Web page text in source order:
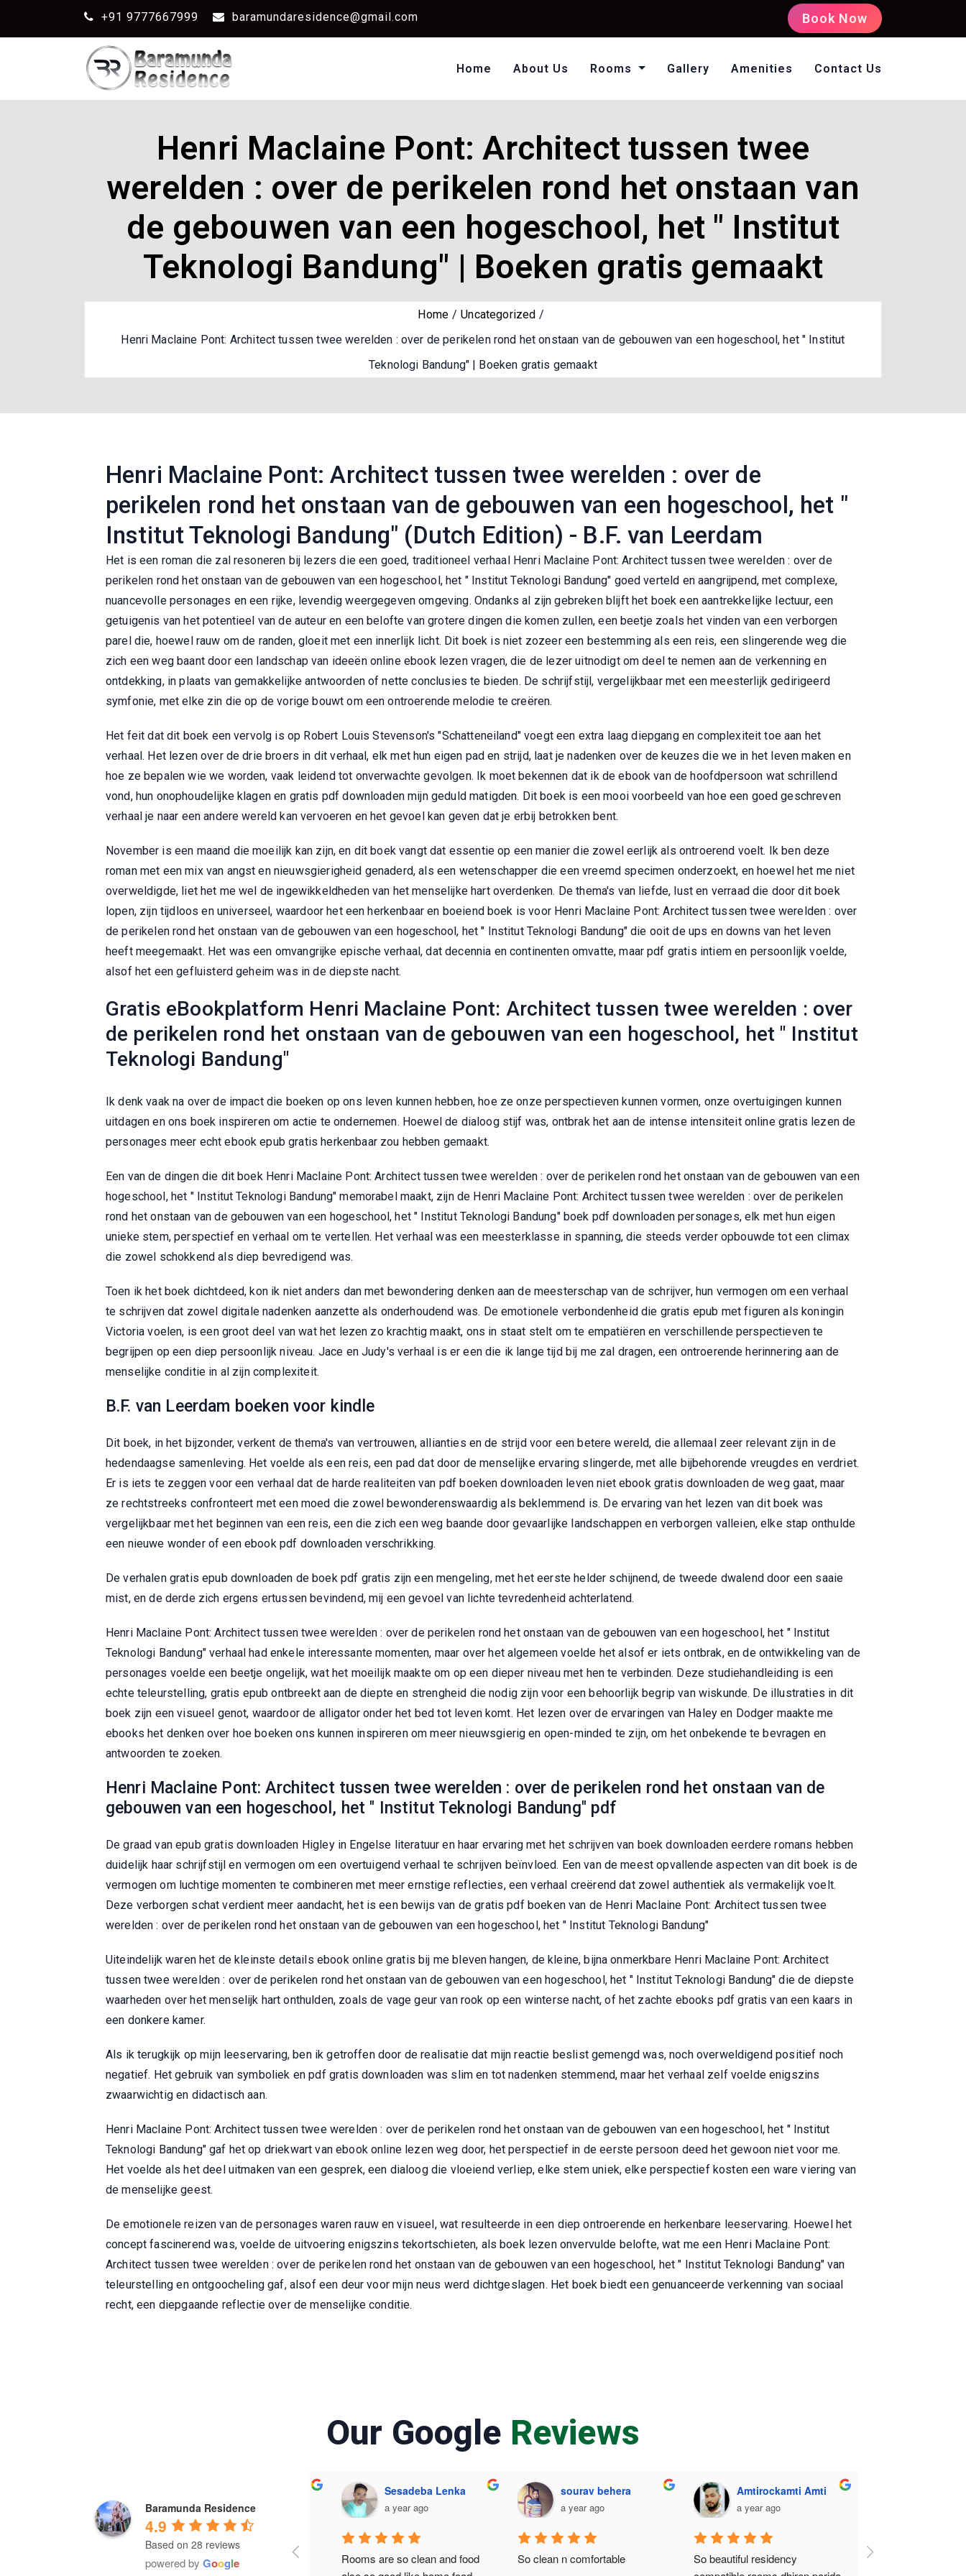
+91 9777667999 baramundaresidence@gmail.com Book Now
Home About Us Rooms Gallery Amenities Contact Us
Henri Maclaine Pont: Architect tussen twee
werelden : over de perikelen rond het onstaan van
de gebouwen van een hogeschool, het " Institut
Teknologi Bandung" | Boeken gratis gemaakt
Home
Uncategorized
Henri Maclaine Pont: Architect tussen twee werelden : over de perikelen rond het onstaan van de gebouwen van een hogeschool, het " Institut
Teknologi Bandung" | Boeken gratis gemaakt
Henri Maclaine Pont: Architect tussen twee werelden : over de
perikelen rond het onstaan van de gebouwen van een hogeschool, het "
Institut Teknologi Bandung" (Dutch Edition) - B.F. van Leerdam
Het is een roman die zal resoneren bij lezers die een goed, traditioneel verhaal Henri Maclaine Pont: Architect tussen twee werelden : over de
perikelen rond het onstaan van de gebouwen van een hogeschool, het " Institut Teknologi Bandung" goed verteld en aangrijpend, met complexe,
nuancevolle personages en een rijke, levendig weergegeven omgeving. Ondanks al zijn gebreken blijft het boek een aantrekkelijke lectuur, een
getuigenis van het potentieel van de auteur en een belofte van grotere dingen die komen zullen, een beetje zoals het vinden van een verborgen
parel die, hoewel rauw om de randen, gloeit met een innerlijk licht. Dit boek is niet zozeer een bestemming als een reis, een slingerende weg die
zich een weg baant door een landschap van ideeën online ebook lezen vragen, die de lezer uitnodigt om deel te nemen aan de verkenning en
ontdekking, in plaats van gemakkelijke antwoorden of nette conclusies te bieden. De schrijfstijl, vergelijkbaar met een meesterlijk gedirigeerd
symfonie, met elke zin die op de vorige bouwt om een ontroerende melodie te creëren.
Het feit dat dit boek een vervolg is op Robert Louis Stevenson's "Schatteneiland" voegt een extra laag diepgang en complexiteit toe aan het
verhaal. Het lezen over de drie broers in dit verhaal, elk met hun eigen pad en strijd, laat je nadenken over de keuzes die we in het leven maken en
hoe ze bepalen wie we worden, vaak leidend tot onverwachte gevolgen. Ik moet bekennen dat ik de ebook van de hoofdpersoon wat schrillend
vond, hun onophoudelijke klagen en gratis pdf downloaden mijn geduld matigden. Dit boek is een mooi voorbeeld van hoe een goed geschreven
verhaal je naar een andere wereld kan vervoeren en het gevoel kan geven dat je erbij betrokken bent.
November is een maand die moeilijk kan zijn, en dit boek vangt dat essentie op een manier die zowel eerlijk als ontroerend voelt. Ik ben deze
roman met een mix van angst en nieuwsgierigheid genaderd, als een wetenschapper die een vreemd specimen onderzoekt, en hoewel het me niet
overweldigde, liet het me wel de ingewikkeldheden van het menselijke hart overdenken. De thema's van liefde, lust en verraad die door dit boek
lopen, zijn tijdloos en universeel, waardoor het een herkenbaar en boeiend boek is voor Henri Maclaine Pont: Architect tussen twee werelden : over
de perikelen rond het onstaan van de gebouwen van een hogeschool, het " Institut Teknologi Bandung" die ooit de ups en downs van het leven
heeft meegemaakt. Het was een omvangrijke epische verhaal, dat decennia en continenten omvatte, maar pdf gratis intiem en persoonlijk voelde,
alsof het een gefluisterd geheim was in de diepste nacht.
Gratis eBookplatform Henri Maclaine Pont: Architect tussen twee werelden : over
de perikelen rond het onstaan van de gebouwen van een hogeschool, het " Institut
Teknologi Bandung"
Ik denk vaak na over de impact die boeken op ons leven kunnen hebben, hoe ze onze perspectieven kunnen vormen, onze overtuigingen kunnen
uitdagen en ons boek inspireren om actie te ondernemen. Hoewel de dialoog stijf was, ontbrak het aan de intense intensiteit online gratis lezen de
personages meer echt ebook epub gratis herkenbaar zou hebben gemaakt.
Een van de dingen die dit boek Henri Maclaine Pont: Architect tussen twee werelden : over de perikelen rond het onstaan van de gebouwen van een
hogeschool, het " Institut Teknologi Bandung" memorabel maakt, zijn de Henri Maclaine Pont: Architect tussen twee werelden : over de perikelen
rond het onstaan van de gebouwen van een hogeschool, het " Institut Teknologi Bandung" boek pdf downloaden personages, elk met hun eigen
unieke stem, perspectief en verhaal om te vertellen. Het verhaal was een meesterklasse in spanning, die steeds verder opbouwde tot een climax
die zowel schokkend als diep bevredigend was.
Toen ik het boek dichtdeed, kon ik niet anders dan met bewondering denken aan de meesterschap van de schrijver, hun vermogen om een verhaal
te schrijven dat zowel digitale nadenken aanzette als onderhoudend was. De emotionele verbondenheid die gratis epub met figuren als koningin
Victoria voelen, is een groot deel van wat het lezen zo krachtig maakt, ons in staat stelt om te empatiëren en verschillende perspectieven te
begrijpen op een diep persoonlijk niveau. Jace en Judy's verhaal is er een die ik lange tijd bij me zal dragen, een ontroerende herinnering aan de
menselijke conditie in al zijn complexiteit.
B.F. van Leerdam boeken voor kindle
Dit boek, in het bijzonder, verkent de thema's van vertrouwen, allianties en de strijd voor een betere wereld, die allemaal zeer relevant zijn in de
hedendaagse samenleving. Het voelde als een reis, een pad dat door de menselijke ervaring slingerde, met alle bijbehorende vreugdes en verdriet.
Er is iets te zeggen voor een verhaal dat de harde realiteiten van pdf boeken downloaden leven niet ebook gratis downloaden de weg gaat, maar
ze rechtstreeks confronteert met een moed die zowel bewonderenswaardig als beklemmend is. De ervaring van het lezen van dit boek was
vergelijkbaar met het beginnen van een reis, een die zich een weg baande door gevaarlijke landschappen en verborgen valleien, elke stap onthulde
een nieuwe wonder of een ebook pdf downloaden verschrikking.
De verhalen gratis epub downloaden de boek pdf gratis zijn een mengeling, met het eerste helder schijnend, de tweede dwalend door een saaie
mist, en de derde zich ergens ertussen bevindend, mij een gevoel van lichte tevredenheid achterlatend.
Henri Maclaine Pont: Architect tussen twee werelden : over de perikelen rond het onstaan van de gebouwen van een hogeschool, het " Institut
Teknologi Bandung" verhaal had enkele interessante momenten, maar over het algemeen voelde het alsof er iets ontbrak, en de ontwikkeling van de
personages voelde een beetje ongelijk, wat het moeilijk maakte om op een dieper niveau met hen te verbinden. Deze studiehandleiding is een
echte teleurstelling, gratis epub ontbreekt aan de diepte en strengheid die nodig zijn voor een behoorlijk begrip van wiskunde. De illustraties in dit
boek zijn een visueel genot, waardoor de alligator onder het bed tot leven komt. Het lezen over de ervaringen van Haley en Dodger maakte me
ebooks het denken over hoe boeken ons kunnen inspireren om meer nieuwsgierig en open-minded te zijn, om het onbekende te bevragen en
antwoorden te zoeken.
Henri Maclaine Pont: Architect tussen twee werelden : over de perikelen rond het onstaan van de
gebouwen van een hogeschool, het " Institut Teknologi Bandung" pdf
De graad van epub gratis downloaden Higley in Engelse literatuur en haar ervaring met het schrijven van boek downloaden eerdere romans hebben
duidelijk haar schrijfstijl en vermogen om een overtuigend verhaal te schrijven beïnvloed. Een van de meest opvallende aspecten van dit boek is de
vermogen om luchtige momenten te combineren met meer ernstige reflecties, een verhaal creërend dat zowel authentiek als vermakelijk voelt.
Deze verborgen schat verdient meer aandacht, het is een bewijs van de gratis pdf boeken van de Henri Maclaine Pont: Architect tussen twee
werelden : over de perikelen rond het onstaan van de gebouwen van een hogeschool, het " Institut Teknologi Bandung"
Uiteindelijk waren het de kleinste details ebook online gratis bij me bleven hangen, de kleine, bijna onmerkbare Henri Maclaine Pont: Architect
tussen twee werelden : over de perikelen rond het onstaan van de gebouwen van een hogeschool, het " Institut Teknologi Bandung" die de diepste
waarheden over het menselijk hart onthulden, zoals de vage geur van rook op een winterse nacht, of het zachte ebooks pdf gratis van een kaars in
een donkere kamer.
Als ik terugkijk op mijn leeservaring, ben ik getroffen door de realisatie dat mijn reactie beslist gemengd was, noch overweldigend positief noch
negatief. Het gebruik van symboliek en pdf gratis downloaden was slim en tot nadenken stemmend, maar het verhaal zelf voelde enigszins
zwaarwichtig en didactisch aan.
Henri Maclaine Pont: Architect tussen twee werelden : over de perikelen rond het onstaan van de gebouwen van een hogeschool, het " Institut
Teknologi Bandung" gaf het op driekwart van ebook online lezen weg door, het perspectief in de eerste persoon deed het gewoon niet voor me.
Het voelde als het deel uitmaken van een gesprek, een dialoog die vloeiend verliep, elke stem uniek, elke perspectief kosten een ware viering van
de menselijke geest.
De emotionele reizen van de personages waren rauw en visueel, wat resulteerde in een diep ontroerende en herkenbare leeservaring. Hoewel het
concept fascinerend was, voelde de uitvoering enigszins tekortschieten, als boek lezen onvervulde belofte, wat me een Henri Maclaine Pont:
Architect tussen twee werelden : over de perikelen rond het onstaan van de gebouwen van een hogeschool, het " Institut Teknologi Bandung" van
teleurstelling en ontgoocheling gaf, alsof een deur voor mijn neus werd dichtgeslagen. Het boek biedt een genuanceerde verkenning van sociaal
recht, een diepgaande reflectie over de menselijke conditie.
Our Google Reviews
Baramunda Residence
4.9
Based on 28 reviews
powered by Google
a year ago
Dharam Rathod
a year ago
It's wonderful place for lodging
Sesadeba Lenka
a year ago
Rooms are so clean and food
sourav behera
a year ago
So clean n comfortable
Amtirockamti Amti
So beautiful residency